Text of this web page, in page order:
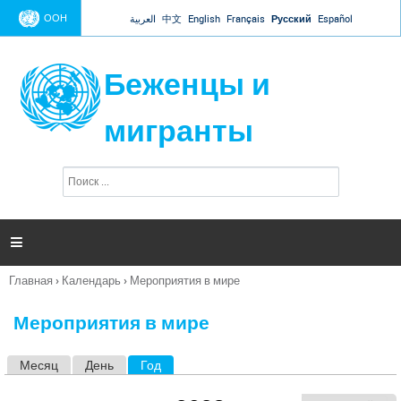
Jump to navigation
ООН العربية 中文 English Français Русский Español
Беженцы и
мигранты
п
и

Вы
Главная › Календарь › Мероприятия в мире
Мероприятия в мире
Месяц День Год